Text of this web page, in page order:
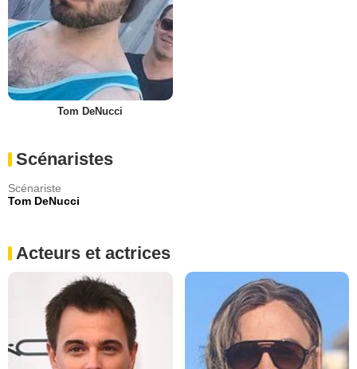
Tom DeNucci
Scénaristes
Scénariste
Tom DeNucci
Acteurs et actrices